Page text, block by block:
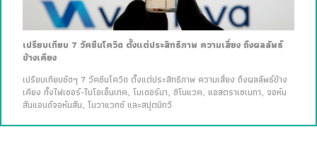
เปรียบเทียบ 7 วัคซีนโควิด ตั้งแต่ประสิทธิภาพ ความเสี่ยง ถึงผลลัพธ์
ข้างเคียง
เปรียบเทียบชัดๆ 7 วัคซีนโควิด ตั้งแต่ประสิทธิภาพ ความเสี่ยง ถึงผลลัพธ์ข้าง
เคียง ทั้งไฟเซอร์-ไบโอเอ็นเทค, โมเดอร์นา, ซิโนแวค, แอสตราเซเนกา, จอห์น
สันแอนด์จอห์นสัน, โนวาแวกซ์ และสปุตนิกวี